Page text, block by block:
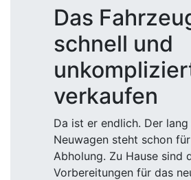
Das
schnell und
verkaufen
Da ist er endlich. Der
Neuwagen steht schon
Abholung. Zu Hause sind
Vorbereitungen für das